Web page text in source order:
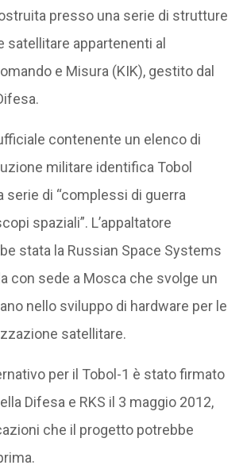
presso una serie di strutture
satellitare appartenenti al
e Misura (KIK), gestito dal
contenente un elenco di
militare identifica Tobol
serie di “complessi di guerra
spaziali”. L’appaltatore
stata la Russian Space Systems
con sede a Mosca che svolge un
nello sviluppo di hardware per le
satellitare.
per il Tobol-1 è stato firmato
Difesa e RKS il 3 maggio 2012,
che il progetto potrebbe